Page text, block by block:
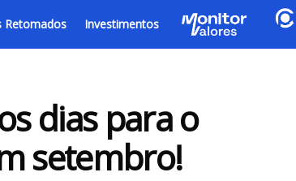
Retomados Investimentos
dias para o
setembro!